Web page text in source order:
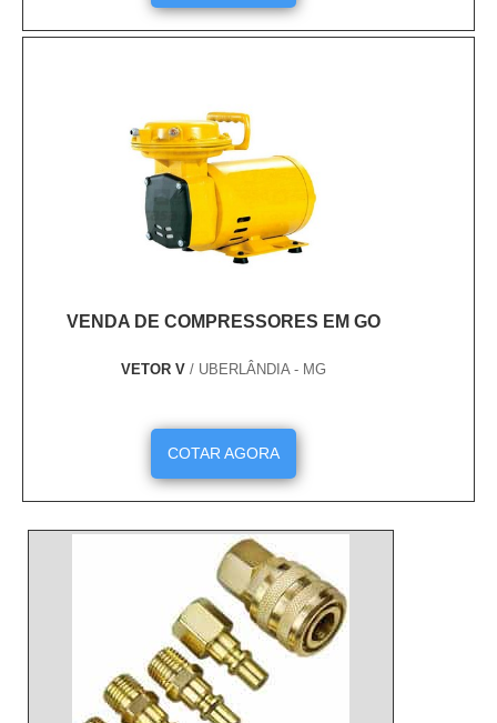
VENDA DE COMPRESSORES EM GO
VETOR V / UBERLÂNDIA - MG
COTAR AGORA